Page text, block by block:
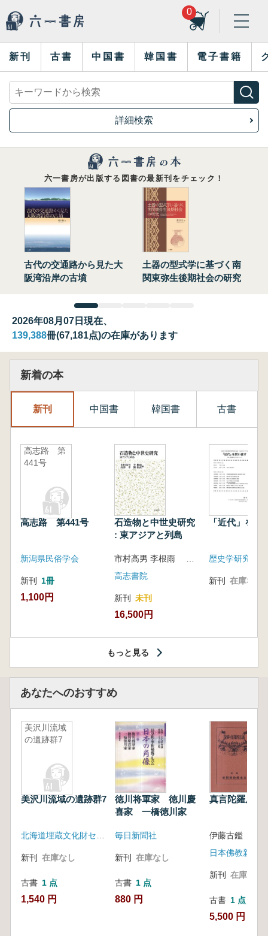
0
新刊 古書 中国書 韓国書 電子書籍
詳細検索
六一書房が出版する図書の最新刊をチェック！
古代の交通路から見た大
阪湾沿岸の古墳
土器の型式学に基づく南
関東弥生後期社会の研究
2026年08月07日現在、
139,388冊(67,181点)の在庫があります
新着の本
新刊 中国書 韓国書 古書
高志路 第
441号
高志路 第441号
新潟県民俗学会
新刊 1冊
1,100円
石造物と中世史研究
: 東アジアと列島
高志書院
新刊 未刊
16,500円
「近代」を問
歴史学研究会
新刊 在庫なし
もっと見る
あなたへのおすすめ
美沢川流域
の遺跡群7
美沢川流域の遺跡群7
新刊 在庫なし
古書 1 点
1,540 円
徳川将軍家 徳川慶
喜家 一橋徳川家
毎日新聞社
新刊 在庫なし
古書 1 点
880 円
真言陀羅尼の
伊藤古鑑 著
日本佛教新聞社
新刊 在庫なし
古書 1 点
5,500 円